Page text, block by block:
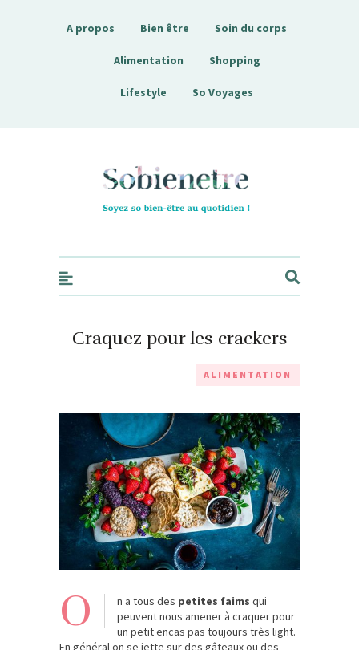
A propos Bien être Soin du corps
Alimentation Shopping
Lifestyle So Voyages
Sobienetre
Craquez pour les crackers
ALIMENTATION
O n a tous des petites faims qui
peuvent nous amener à craquer pour
un petit encas pas toujours très light.
En général on se jette sur des gâteaux ou des